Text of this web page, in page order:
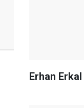
Erhan